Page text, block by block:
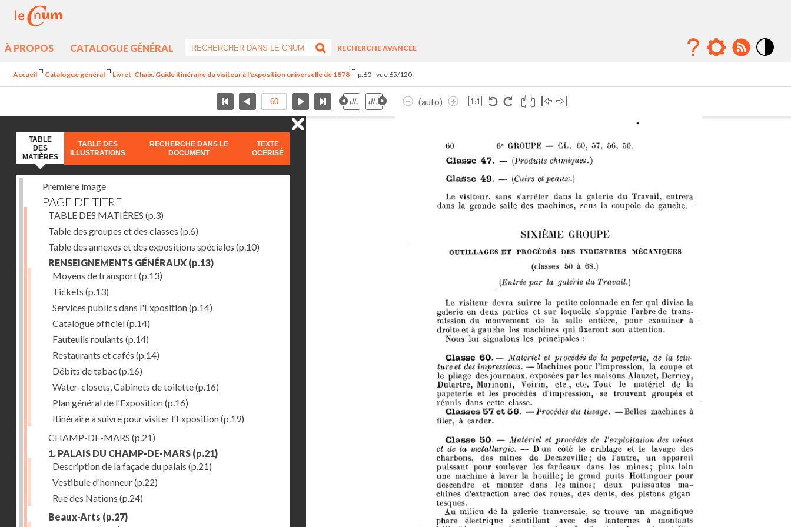
À PROPOS CATALOGUE GÉNÉRAL
RECHERCHE AVANCÉE
Accueil Catalogue général Livret-Chaix. Guide itinéraire du visiteur à l'exposition universelle de 1878 p.60 - vue 65/120
(auto)
TABLE
DES
MATIÈRES
TABLE DES
ILLUSTRATIONS
RECHERCHE DANS LE
DOCUMENT
TEXTE
OCÉRISÉ
Première image
PAGE DE TITRE
TABLE DES MATIÈRES (p.3)
Table des groupes et des classes (p.6)
Table des annexes et des expositions spéciales (p.10)
RENSEIGNEMENTS GÉNÉRAUX (p.13)
Moyens de transport(p.13)
Tickets (p.13)
Services publics dans l'Exposition(p.14)
Catalogue officiel(p.14)
Fauteuils roulants (p.14)
Restaurants et cafés (p.14)
Débits de tabac (p.16)
Water-closets, Cabinets de toilette(p.16)
Plan général de l'Exposition(p.16)
Itinéraire à suivre pour visiter l'Exposition(p.19)
CHAMP-DE-MARS (p.21)
1. PALAIS DU CHAMP-DE-MARS (p.21)
Description de la façade du palais (p.21)
Vestibule d'honneur(p.22)
Rue des Nations (p.24)
Beaux-Arts (p.27)